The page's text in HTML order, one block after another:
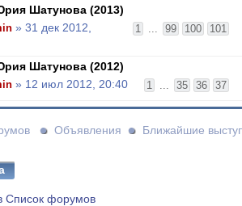
Шатунова (2013)
1 ... 99 100 101
» 31 дек 2012,
Шатунова (2012)
1 ... 35 36 37
» 12 июл 2012, 20:40
Объявления Ближайшие
Список форумов